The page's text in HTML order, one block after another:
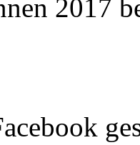
2017